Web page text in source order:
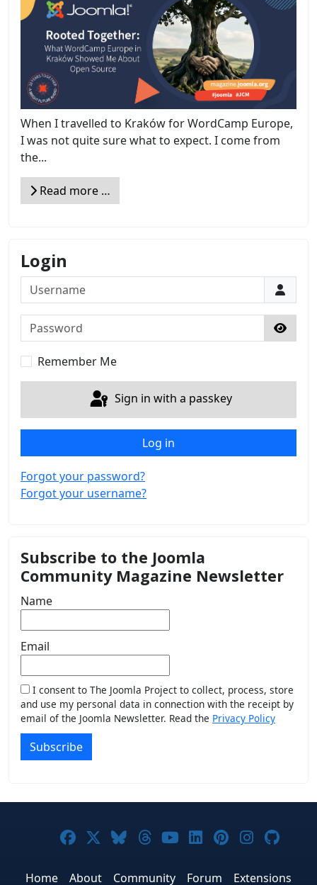
When I travelled to Kraków for WordCamp Europe,
I was not quite sure what to expect. I come from
the...
Read more …
Login
Username
Password
Show
Remember Me
Sign in with a passkey
Log in
Forgot your password?
Forgot your username?
Subscribe to the Joomla
Community Magazine Newsletter
Name
Email
I consent to The Joomla Project to collect, process, store
and use my personal data in connection with the receipt by
email of the Joomla Newsletter. Read the Privacy Policy
Subscribe
Joomla! on Facebook
Joomla! on X
Joomla! on Bluesky
Joomla! on Threads
Joomla! on
Joomla! on
Joomla! on
Joomla!
Home About Community Forum Extensions